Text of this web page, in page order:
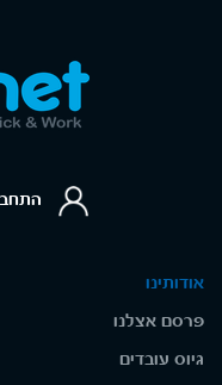
אודותינו
פרסם אצלנו
גיוס עובדים